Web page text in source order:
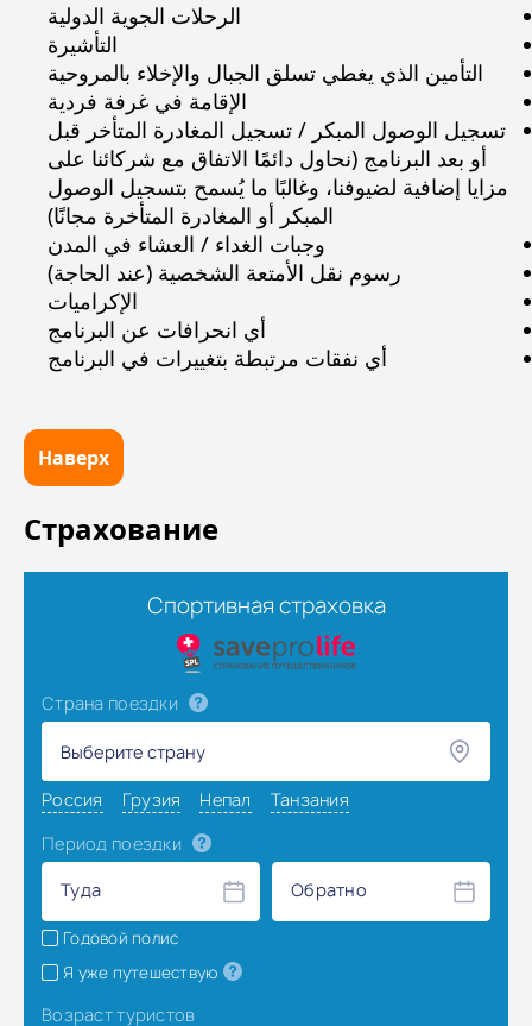
الرحلات الجوية الدولية
التأشيرة
التأمين الذي يغطي تسلق الجبال والإخلاء بالمروحية
الإقامة في غرفة فردية
تسجيل الوصول المبكر / تسجيل المغادرة المتأخر قبل
أو بعد البرنامج (نحاول دائمًا الاتفاق مع شركائنا على
مزايا إضافية لضيوفنا، وغالبًا ما يُسمح بتسجيل الوصول
المبكر أو المغادرة المتأخرة مجانًا)
وجبات الغداء / العشاء في المدن
رسوم نقل الأمتعة الشخصية (عند الحاجة)
الإكراميات
أي انحرافات عن البرنامج
أي نفقات مرتبطة بتغييرات في البرنامج
Наверх
Страхование